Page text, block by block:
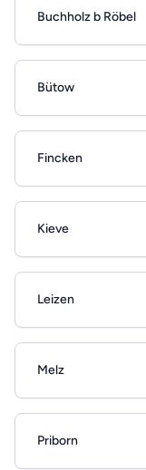
Buchholz b Röbel
Bütow
Fincken
Kieve
Leizen
Melz
Priborn